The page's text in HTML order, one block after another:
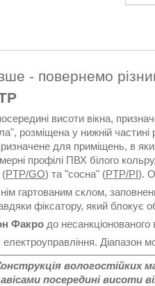
- повернемо
висоти вікна,
розміщена у нижній
для приміщень, в
профілі ПВХ білого
(PTP/GO) та "сосна" (PTP/PI).
гартованим склом,
фіксатору, який блокує
Факро до несанкціонованого
Діапазон
вологостійких
посередині висоти